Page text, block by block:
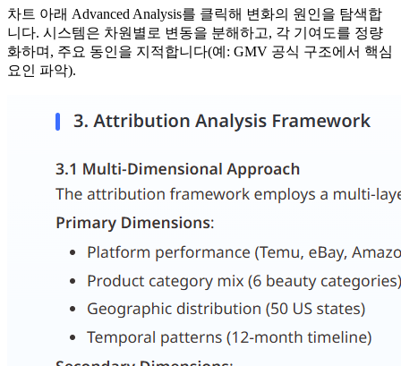
차트 아래 Advanced Analysis를 클릭해 변화의 원인을 탐색합
니다. 시스템은 차원별로 변동을 분해하고, 각 기여도를 정량
화하며, 주요 동인을 지적합니다(예: GMV 공식 구조에서 핵심
요인 파악).